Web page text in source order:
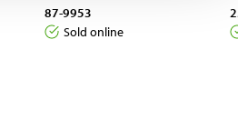
87-9953
Sold online